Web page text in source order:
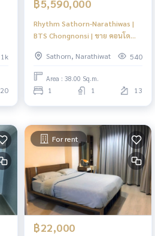
1k
20
฿5,590,000
Rhythm Sathorn-Narathiwas |
BTS Chongnonsi | ขาย คอนโด
ทางสะดวก | #O
Sathorn, Narathiwat 540
Area : 38.00 Sq.m.
1 1 13
For rent
฿22,000